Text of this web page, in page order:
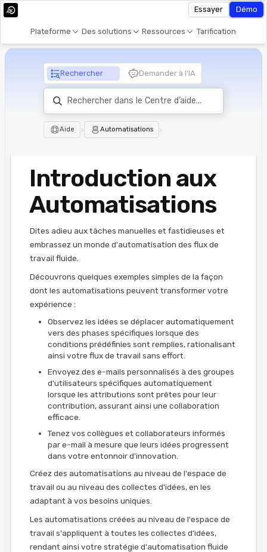
Plateforme Des solutions Ressources Tarification
Essayer Démo
Rechercher Demander à l’IA
Aide > Automatisations >
Introduction aux
Automatisations
Dites adieu aux tâches manuelles et fastidieuses et
embrassez un monde d'automatisation des flux de
travail fluide.
Découvrons quelques exemples simples de la façon
dont les automatisations peuvent transformer votre
expérience :
Observez les idées se déplacer automatiquement
vers des phases spécifiques lorsque des
conditions prédéfinies sont remplies, rationalisant
ainsi votre flux de travail sans effort.
Envoyez des e-mails personnalisés à des groupes
d'utilisateurs spécifiques automatiquement
lorsque les attributions sont prêtes pour leur
contribution, assurant ainsi une collaboration
efficace.
Tenez vos collègues et collaborateurs informés
par e-mail à mesure que leurs idées progressent
dans votre entonnoir d'innovation.
Créez des automatisations au niveau de l'espace de
travail ou au niveau des collectes d'idées, en les
adaptant à vos besoins uniques.
Les automatisations créées au niveau de l'espace de
travail s'appliquent à toutes les collectes d'idées,
rendant ainsi votre stratégie d'automatisation fluide